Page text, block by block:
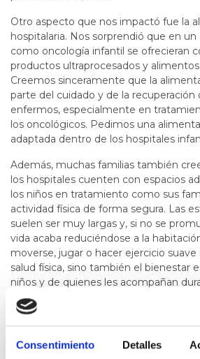
Consentimiento Detalles
Otro aspecto que nos impactó fue la
hospitalaria. Nos sorprendió que en un
como oncología infantil se ofrecieran
productos ultraprocesados y alimentos
Creemos sinceramente que la
parte del cuidado y de la recuperación
enfermos, especialmente en
los oncológicos. Pedimos una
adaptada dentro de los hospitales
Además, muchas familias también
los hospitales cuenten con espacios
los niños en tratamiento como sus
actividad física de forma segura. Las
suelen ser muy largas y, si no se
vida acaba reduciéndose a la
moverse, jugar o hacer ejercicio
salud física, sino también el bienestar
niños y de quienes les acompañan
ingreso y tratamiento.
pequeños y a sus necesidades reales.